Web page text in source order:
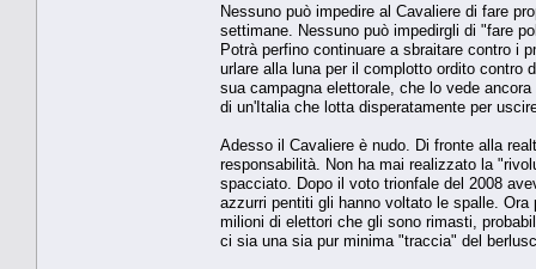
Nessuno può impedire al Cavaliere di fare
settimane. Nessuno può impedirgli di "fare
Potrà perfino continuare a sbraitare contro i
urlare alla luna per il complotto ordito contro
sua campagna elettorale, che lo vede
di un'Italia che lotta disperatamente per
Adesso il Cavaliere è nudo. Di fronte alla
responsabilità. Non ha mai realizzato la
spacciato. Dopo il voto trionfale del 2008
azzurri pentiti gli hanno voltato le spalle.
milioni di elettori che gli sono rimasti,
ci sia una sia pur minima "traccia" del